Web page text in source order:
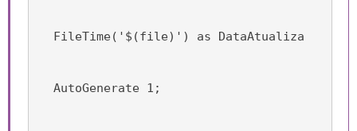
FileTime('$(file)') as DataAtualiza
AutoGenerate 1;